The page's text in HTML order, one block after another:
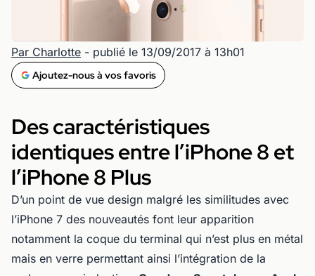
Par Charlotte - publié le 13/09/2017 à 13h01
Ajoutez-nous à vos favoris
Des caractéristiques
identiques entre l’iPhone 8 et
l’iPhone 8 Plus
D’un point de vue design malgré les similitudes avec
l’iPhone 7 des nouveautés font leur apparition
notamment la coque du terminal qui n’est plus en métal
mais en verre permettant ainsi l’intégration de la